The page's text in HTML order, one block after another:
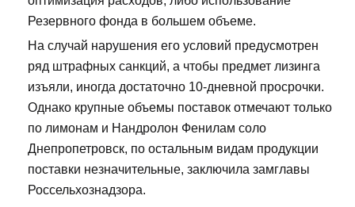
Резервного фонда в большем объеме.
На случай нарушения его условий предусмотрен
ряд штрафных санкций, а чтобы предмет лизинга
изъяли, иногда достаточно 10-дневной просрочки.
Однако крупные объемы поставок отмечают только
по лимонам и Нандролон Фенилам соло
Днепропетровск, по остальным видам продукции
поставки незначительные, заключила замглавы
Россельхознадзора.